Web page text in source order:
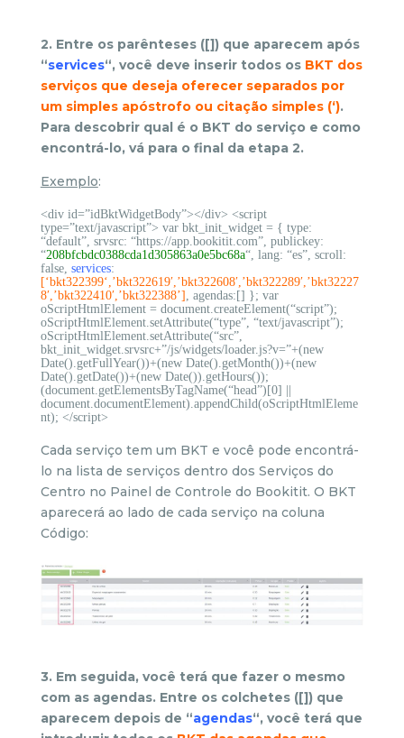
2. Entre os parênteses ([]) que aparecem após
“services“, você deve inserir todos os BKT dos
serviços que deseja oferecer separados por
um simples apóstrofo ou citação simples(‘).
Para descobrir qual é o BKT do serviço e como
encontrá-lo, vá para o final da etapa 2.
Exemplo:
<div id=”idBktWidgetBody”></div> <script
type=”text/javascript”> var bkt_init_widget = { type:
“default”, srvsrc: “https://app.bookitit.com”, publickey:
“208bfcbdc0388cda1d305863a0e5bc68a“, lang: “es”, scroll:
false, services:
[‘bkt322399‘,’bkt322619′,’bkt322608′,’bkt322289′,’bkt32227
8′,’bkt322410′,’bkt322388’] , agendas:[] }; var
oScriptHtmlElement = document.createElement(“script”);
oScriptHtmlElement.setAttribute(“type”, “text/javascript”);
oScriptHtmlElement.setAttribute(“src”,
bkt_init_widget.srvsrc+”/js/widgets/loader.js?v=”+(new
Date().getFullYear())+(new Date().getMonth())+(new
Date().getDate())+(new Date()).getHours());
(document.getElementsByTagName(“head”)[0] ||
document.documentElement).appendChild(oScriptHtmlEleme
nt); </script>
Cada serviço tem um BKT e você pode encontrá-
lo na lista de serviços dentro dos Serviços do
Centro no Painel de Controle do Bookitit. O BKT
aparecerá ao lado de cada serviço na coluna
Código:
3. Em seguida, você terá que fazer o mesmo
com as agendas. Entre os colchetes ([]) que
aparecem depois de “agendas“, você terá que